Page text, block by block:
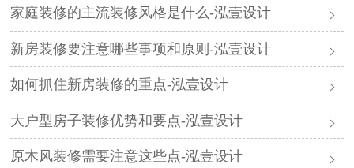
家庭装修的主流装修风格是什么-泓壹设计
新房装修要注意哪些事项和原则-泓壹设计
如何抓住新房装修的重点-泓壹设计
大户型房子装修优势和要点-泓壹设计
原木风装修需要注意这些点-泓壹设计